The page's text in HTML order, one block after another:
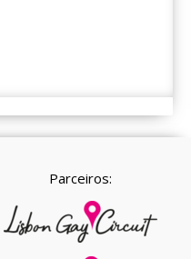
Parceiros: